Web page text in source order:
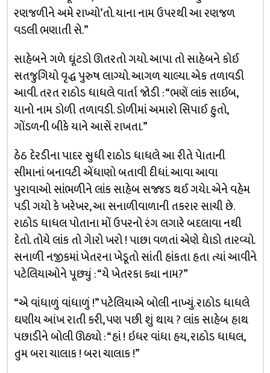
રણજળીને અમે રાખ્યો’તો. યાના નામ ઉપરથી આ રણજળ
વડલી ભણાતી સે.”
સાહેબને ગળે ઘૂંટડો ઊતરતો ગયો. આપા તો સાહેબને કોઈ
સતજુગિયો વૃદ્ધ પુરુષ લાગ્યો. આગળ ચાલ્યા. એક તળાવડી
આવી. તરત રાઠોડ ધાધલે વાર્તા જોડી : “ભણેં લાંક સાઈબ,
યાનો નામ ડોળી તળાવડી. ડોળીમાં અમારો સિપાઈ હુતો,
ગોંડળની બીકે યાને આસેં રાખતા.”
ઠેઠ દેરડીના પાદર સુધી રાઠોડ ધાધલે આ રીતે પેાતાની
સીમાનાં બનાવટી એંધાણો બતાવી દીધાં. આવા આવા
પુરાવાઓ સાંભળીને લાંક સાહેબ સજ્જડ થઈ ગયેા. એને વહેમ
પડી ગયો કે ખરેખર, આ સનાળીવાળાની તકરાર સાચી છે.
રાઠોડ ધાધલ પોતાના મોં ઉપરનો રંગ લગારે બદલાવા નથી
દેતો. તોયે લાંક તો ગેારો ખરો ! પાછા વળતાં એણે ઘેાડો તારવ્યો.
સનાળી નજીકમાં ખેતરના ખેડૂતો સાંતી હાંકતા હતા ત્યાં આવીને
પટેલિયાઓને પૂછ્યું : “યે ખેતરકા ક્યા નામ?”
“એ વાંધાળું વાંધાળું !” પટેલિયાએ બોલી નાખ્યું. રાઠોડ ધાધલે
ઘણીય આંખ રાતી કરી, પણ પછી શું થાય ? લાંક સાહેબ હાથ
પછાડીને બોલી ઊઠ્યો : “હાં ! ઇધર વાંધા હય, રાઠોડ ધાધલ,
તુમ બરા ચાલાક ! બરા ચાલાક !”